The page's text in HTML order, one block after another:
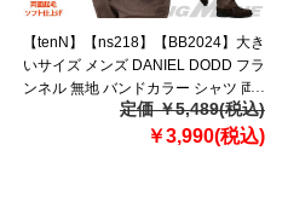
【tenN】【ns218】【BB2024】大き
いサイズ メンズ DANIEL DODD フラ
ンネル 無地 バンドカラー シャツ 両
面起毛 ソフト仕上げ 715-sh240406
定価 ￥5,489(税込)
￥3,990(税込)